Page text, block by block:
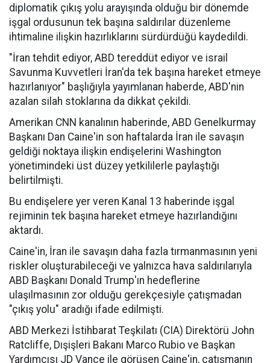
diplomatik çıkış yolu arayışında olduğu bir dönemde
işgal ordusunun tek başına saldırılar düzenleme
ihtimaline ilişkin hazırlıklarını sürdürdüğü kaydedildi.
"İran tehdit ediyor, ABD tereddüt ediyor ve israil
Savunma Kuvvetleri İran'da tek başına hareket etmeye
hazırlanıyor" başlığıyla yayımlanan haberde, ABD'nin
azalan silah stoklarına da dikkat çekildi.
Amerikan CNN kanalının haberinde, ABD Genelkurmay
Başkanı Dan Caine'in son haftalarda İran ile savaşın
geldiği noktaya ilişkin endişelerini Washington
yönetimindeki üst düzey yetkililerle paylaştığı
belirtilmişti.
Bu endişelere yer veren Kanal 13 haberinde işgal
rejiminin tek başına hareket etmeye hazırlandığını
aktardı.
Caine'in, İran ile savaşın daha fazla tırmanmasının yeni
riskler oluşturabileceği ve yalnızca hava saldırılarıyla
ABD Başkanı Donald Trump'ın hedeflerine
ulaşılmasının zor olduğu gerekçesiyle çatışmadan
"çıkış yolu" aradığı ifade edilmişti.
ABD Merkezi İstihbarat Teşkilatı (CIA) Direktörü John
Ratcliffe, Dışişleri Bakanı Marco Rubio ve Başkan
Yardımcısı JD Vance ile görüşen Caine'in, çatışmanın